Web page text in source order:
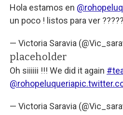
Hola estamos en
un poco ! listos para ver ?????
— Victoria Saravia
placeholder
Oh siiiiii !!! We did it again
@rohopeluqueria
— Victoria Saravia